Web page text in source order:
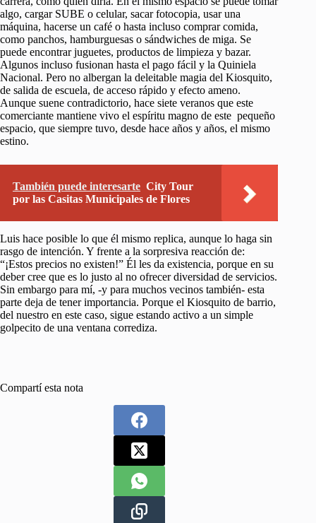
algo, cargar SUBE o celular, sacar fotocopia, usar una
máquina, hacerse un café o hasta incluso comprar comida,
como panchos, hamburguesas o sándwiches de miga. Se
puede encontrar juguetes, productos de limpieza y bazar.
Algunos incluso fusionan hasta el pago fácil y la Quiniela
Nacional. Pero no albergan la deleitable magia del Kiosquito,
de salida de escuela, de acceso rápido y efecto ameno.
Aunque suene contradictorio, hace siete veranos que este
comerciante mantiene vivo el espíritu magno de este pequeño
espacio, que siempre tuvo, desde hace años y años, el mismo
estino.
También puede interesarte City Tour
por las Casitas Municipales de Flores
Luis hace posible lo que él mismo replica, aunque lo haga sin
rasgo de intención. Y frente a la sorpresiva reacción de:
“¡Estos precios no existen!” Él les da existencia, porque en su
deber cree que es lo justo al no ofrecer diversidad de servicios.
Sin embargo para mí, -y para muchos vecinos también- esta
parte deja de tener importancia. Porque el Kiosquito de barrio,
del nuestro en este caso, sigue estando activo a un simple
golpecito de una ventana corrediza.
Compartí esta nota